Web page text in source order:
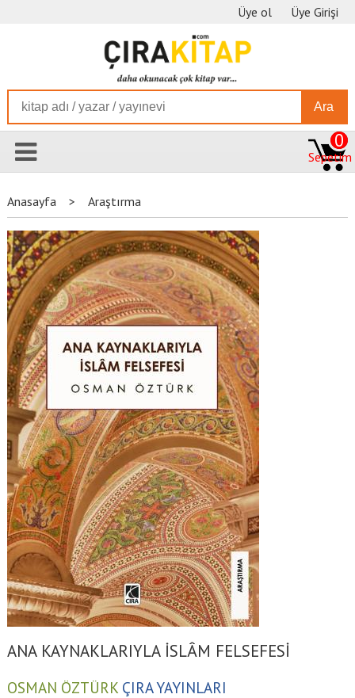
Üye ol Üye Girişi
Ara
Sepetim
0
Anasayfa > Araştırma
ANA KAYNAKLARIYLA İSLÂM FELSEFESİ
OSMAN ÖZTÜRK ÇIRA YAYINLARI